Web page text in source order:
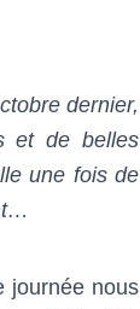
dernier,
et de belles
une fois de
journée nous